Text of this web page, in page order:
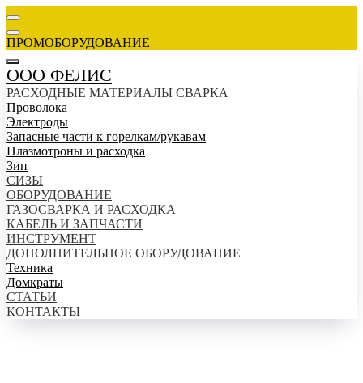
ПРОМОБОРУДОВАНИЕ
ООО ФЕЛИС
РАСХОДНЫЕ МАТЕРИАЛЫ СВАРКА
Проволока
Электроды
Запасные части к горелкам/рукавам
Плазмотроны и расходка
Зип
СИЗЫ
ОБОРУДОВАНИЕ
ГАЗОСВАРКА И РАСХОДКА
КАБЕЛЬ И ЗАПЧАСТИ
ИНСТРУМЕНТ
ДОПОЛНИТЕЛЬНОЕ ОБОРУДОВАНИЕ
Техника
Домкраты
СТАТЬИ
КОНТАКТЫ